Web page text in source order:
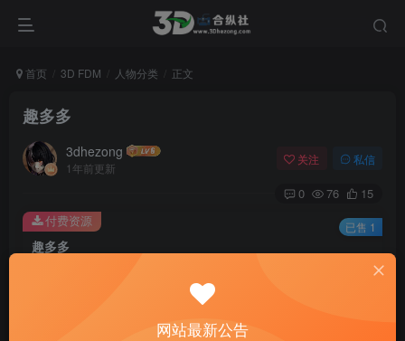
首页 3D FDM 人物分类 正文
趣多多
3dhezong
1年前更新
关注 私信
0 76 15
趣多多
10
付费资源 已售 1
网站最新公告